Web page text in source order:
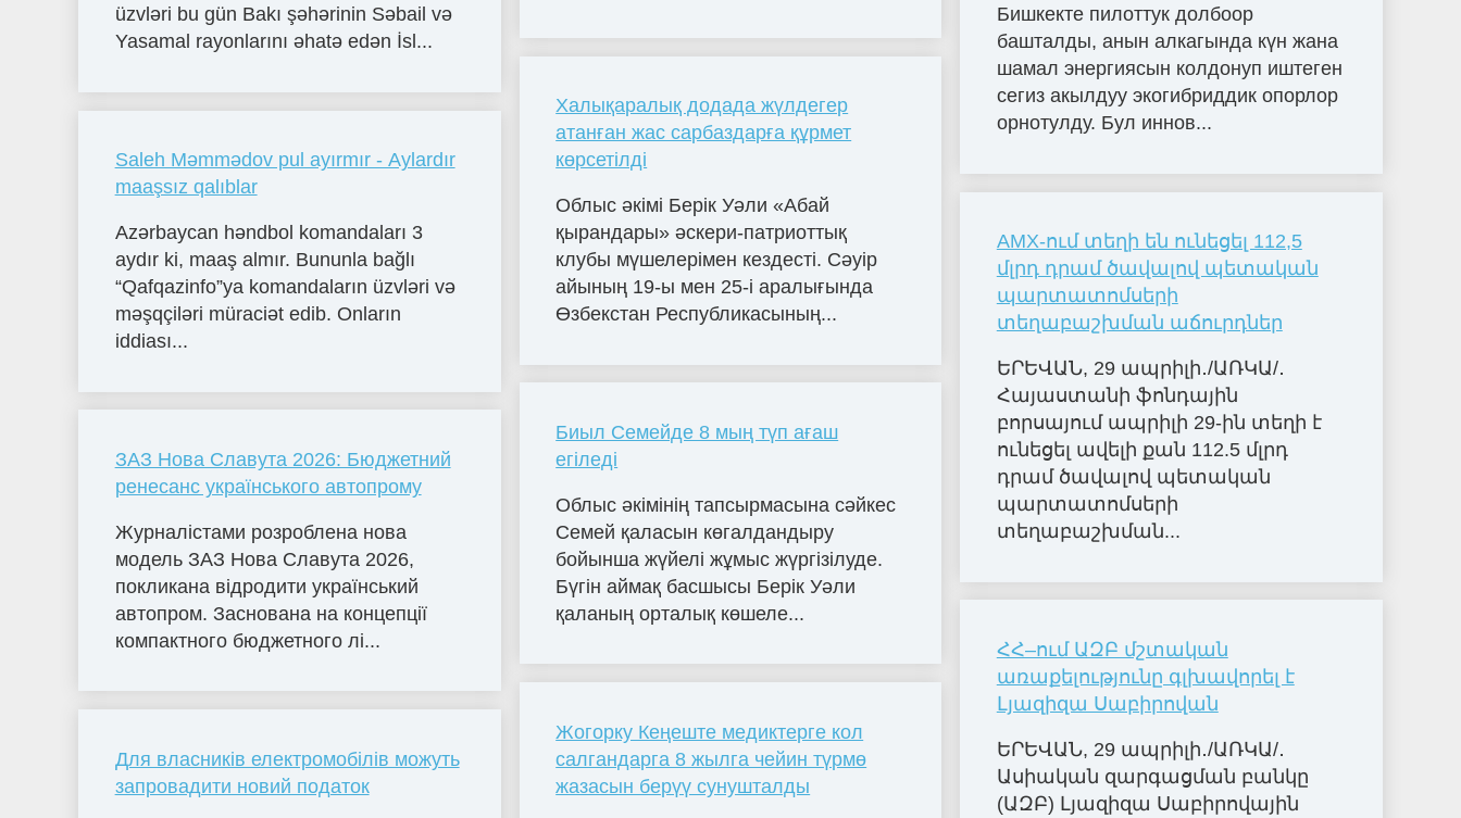
üzvləri bu gün Bakı şəhərinin Səbail və
Yasamal rayonlarını əhatə edən İsl...
Saleh Məmmədov pul ayırmır - Aylardır
maaşsız qalıblar
Azərbaycan həndbol komandaları 3
aydır ki, maaş almır. Bununla bağlı
“Qafqazinfo”ya komandaların üzvləri və
məşqçiləri müraciət edib. Onların
iddiası...
ЗАЗ Нова Славута 2026: Бюджетний
ренесанс українського автопрому
Журналістами розроблена нова
модель ЗАЗ Нова Славута 2026,
покликана відродити український
автопром. Заснована на концепції
компактного бюджетного лі...
Для власників електромобілів можуть
запровадити новий податок
Халықаралық додада жүлдегер
атанған жас сарбаздарға құрмет
көрсетілді
Облыс әкімі Берік Уәли «Абай
қырандары» әскери-патриоттық
клубы мүшелерімен кездесті. Сәуір
айының 19-ы мен 25-і аралығында
Өзбекстан Республикасының...
Биыл Семейде 8 мың түп ағаш
егіледі
Облыс әкімінің тапсырмасына сәйкес
Семей қаласын көгалдандыру
бойынша жүйелі жұмыс жүргізілуде.
Бүгін аймақ басшысы Берік Уәли
қаланың орталық көшеле...
Жогорку Кеңеште медиктерге кол
салгандарга 8 жылга чейин түрмө
жазасын берүү сунушталды
Бишкекте пилоттук долбоор
башталды, анын алкагында күн жана
шамал энергиясын колдонуп иштеген
сегиз акылдуу экогибриддик опорлор
орнотулду. Бул иннов...
AMX-ում տեղի են ունեցել 112,5
մլրդ դրամ ծավալով պետական
պարտատոմսերի
տեղաբաշխման աճուրդներ
ԵՐԵՎԱՆ, 29 ապրիլի․/ԱՌԿԱ/․
Հայաստանի ֆոնդային
բորսայում ապրիլի 29-ին տեղի է
ունեցել ավելի քան 112.5 մլրդ
դրամ ծավալով պետական
պարտատոմսերի
տեղաբաշխման...
ՀՀ–ում ԱԶԲ մշտական
առաքելությունը գլխավորել է
Լյազիզա Սաբիրովան
ԵՐԵՎԱՆ, 29 ապրիլի․/ԱՌԿԱ/․
Ասիական զարգացման բանկը
(ԱԶԲ) Լյազիզա Սաբիրովային